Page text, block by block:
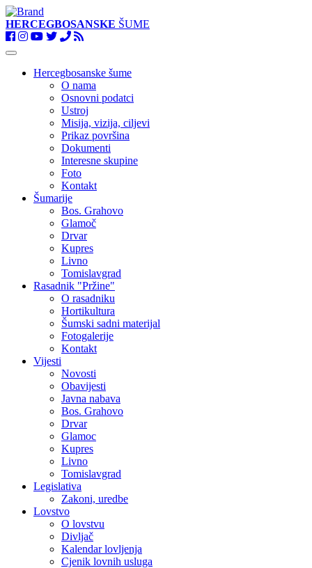
HERCEGBOSANSKE ŠUME
Toggle
navigationHercegbosanske šume
O nama
Osnovni podatci
Ustroj
Misija, vizija, ciljevi
Prikaz površina
Dokumenti
Interesne skupine
Foto
Kontakt
Šumarije
Bos. Grahovo
Glamoč
Drvar
Kupres
Livno
Tomislavgrad
Rasadnik "Pržine"
O rasadniku
Hortikultura
Šumski sadni materijal
Fotogalerije
Kontakt
Vijesti
Novosti
Obavijesti
Javna nabava
Bos. Grahovo
Drvar
Glamoc
Kupres
Livno
Tomislavgrad
Legislativa
Zakoni, uredbe
Lovstvo
O lovstvu
Divljač
Kalendar lovljenja
Cjenik lovnih usluga